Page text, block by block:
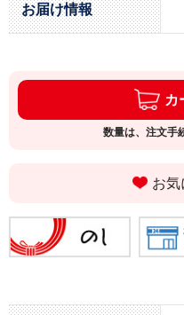
お届け情報
カ
数量は、注文手
お気